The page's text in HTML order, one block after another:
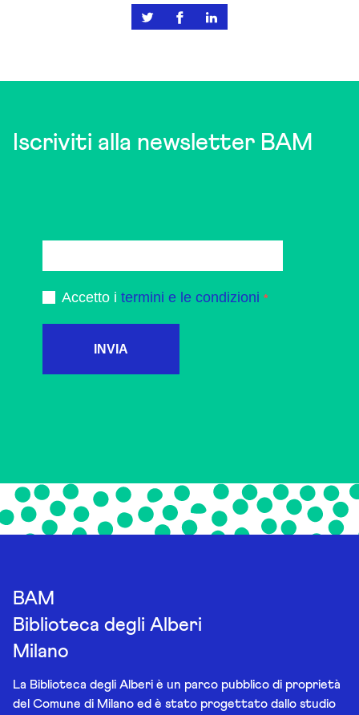
Iscriviti alla newsletter BAM
Accetto i termini e le condizioni
INVIA
BAM
Biblioteca degli Alberi
Milano
La Biblioteca degli Alberi è un parco pubblico di proprietà
del Comune di Milano ed è stato progettato dallo studio